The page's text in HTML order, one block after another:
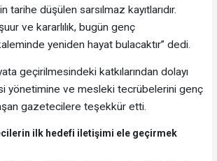
tarihe düşülen sarsılmaz kayıtlarıdır.
ve kararlılık, bugün genç
yeniden hayat bulacaktır” dedi.
geçirilmesindeki katkılarından dolayı
yönetimine ve mesleki tecrübelerini genç
gazetecilere teşekkür etti.
ilk hedefi iletişimi ele geçirmek